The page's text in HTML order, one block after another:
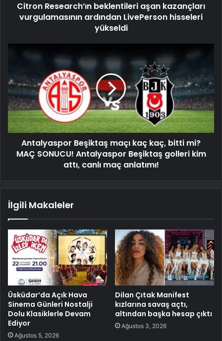
Citron Research’ın beklentileri aşan kazançları
vurgulamasının ardından LivePerson hisseleri
yükseldi
Antalyaspor Beşiktaş maçı kaç kaç, bitti mi?
MAÇ SONUCU! Antalyaspor Beşiktaş golleri kim
attı, canlı maç anlatımı!
İlgili Makaleler
Üsküdar’da Açık Hava
Sinema Günleri Nostalji
Dolu Klasiklerle Devam
Ediyor
Ağustos 5, 2026
Dilan Çıtak Manifest
kızlarına savaş açtı,
altından başka hesap çıktı
Ağustos 3, 2026